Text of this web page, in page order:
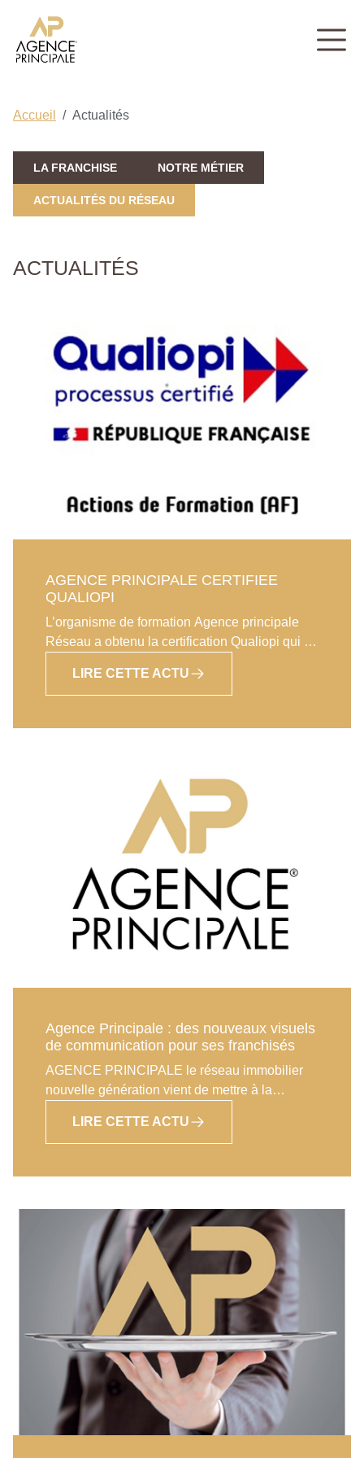
Accueil Actualités
LA FRANCHISE NOTRE MÉTIER
ACTUALITÉS DU RÉSEAU
ACTUALITÉS
AGENCE PRINCIPALE CERTIFIEE
QUALIOPI
L’organisme de formation Agence principale
Réseau a obtenu la certification Qualiopi qui a
garantir de la qualité des organismes de
formations. Qualiopi permet de renforcer la
proposées par le réseau Agence Principale.
Les Franchisés auront ainsi l\'assurance de
bénéficier d\'une formation de qualité,
répondant à leurs besoins et à leurs
attentes.En obtenant la norme Qualiopi,
Agence Principale Réseau permet à ses
franchisés d’accéder à de nouvelles
opportunités de financement ou
remboursement de leurs stages. En effet, de
nombreux financeurs publics et privés exigent
LIRE CETTE ACTU
Agence Principale : des nouveaux visuels
de communication pour ses franchisés
AGENCE PRINCIPALE le réseau immobilier
nouvelle génération vient de mettre à la
visuels de communication. Des visuels
récemment validés par les franchisés eux-
a l’habitude de travailler, les nouveaux visuels
du réseau vont droit au but. L’image retenue et
le slogan attenant permettent aux clients
potentiels de rapidement saisir le message
percutant. Ce n’est d’ailleurs pas par hasard si
ce sont ces visuels-là qui ont été retenus par
les franchisés lors d’une réunion managers. Ils
avaient le choix entre plusieurs projets et ont
finalement choisi ces visuels en raison de leur
pertinence. Tous ces documents sont d’ores
et déjà accessibles sur l’intranet d’Agence
Principale. Toutes les équipes du groupe
LIRE CETTE ACTU